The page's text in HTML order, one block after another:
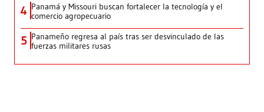
4 Panamá y Missouri buscan fortalecer la tecnología y el
comercio agropecuario
5 Panameño regresa al país tras ser desvinculado de las
fuerzas militares rusas